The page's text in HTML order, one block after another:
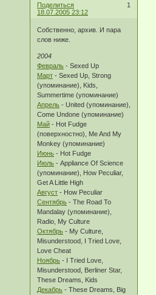
Поделиться
1
18.07.2005 23:12
Собственно, архив. И пара
слов ниже.
2004
Февраль - Sexed Up
Март - Sexed Up, Strong
(упоминание), Kids,
Summertime (упоминание)
Апрель - United (упоминание),
Come Undone (упоминание)
Май - Hot Fudge
(поверхностно), Me And My
Monkey (упоминание)
Июнь - Hot Fudge
Июль - Appliance Of Science
(упоминание), How Peculiar,
Get A Little High
Август - How Peculiar
Сентябрь - The Road To
Mandalay (упоминание),
Radio, My Culture
Октябрь - My Culture,
Misunderstood, I Tried Love,
Love Cheat
Ноябрь - I Tried Love,
Misunderstood, Berliner Star,
These Dreams, Kids
Декабрь - These Dreams, Big